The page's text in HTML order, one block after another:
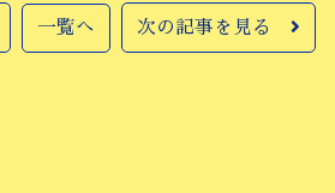
一覧へ 次の記事を見る